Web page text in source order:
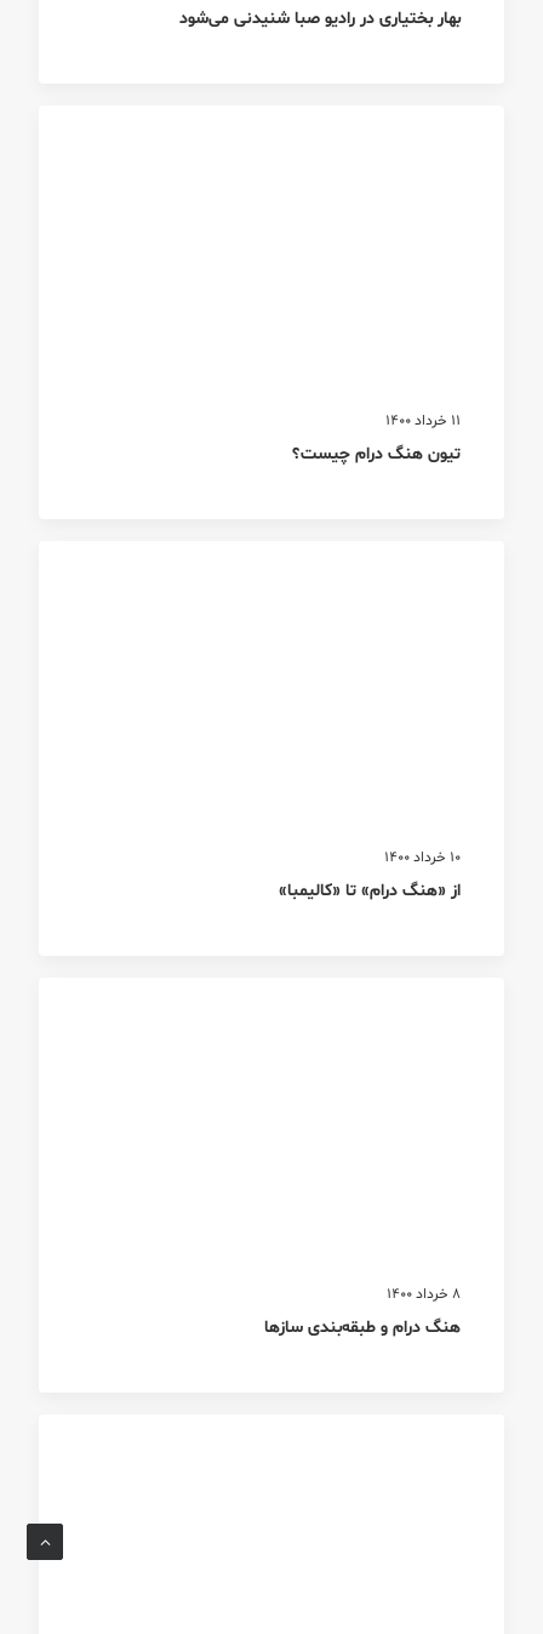
بهار بختیاری در رادیو صبا شنیدنی می‌شود
11 خرداد 1400
تیون هنگ درام چیست؟
10 خرداد 1400
از «هنگ درام» تا «کالیمبا»
8 خرداد 1400
هنگ درام و طبقه‌بندی سازها